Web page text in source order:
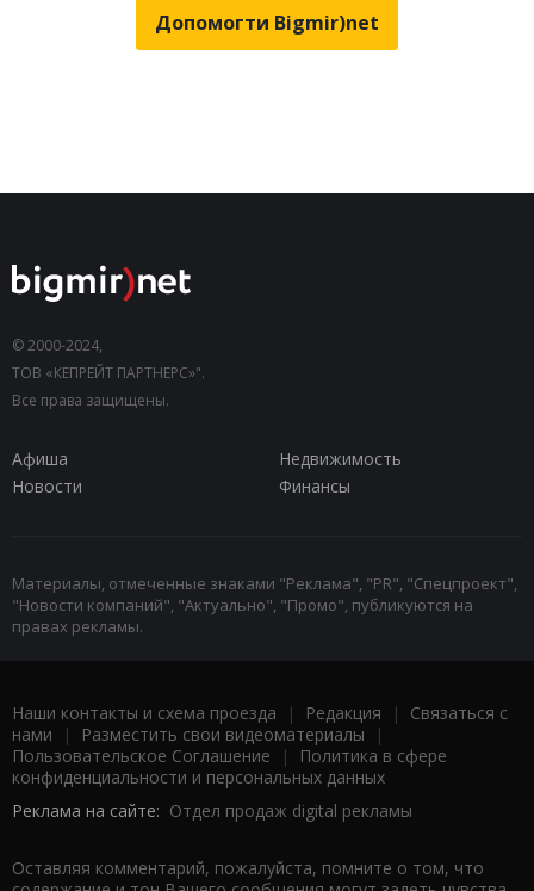
Допомогти Bigmir)net
© 2000-2024,
ТОВ «КЕПРЕЙТ ПАРТНЕРС»".
Все права защищены.
Афиша
Недвижимость
Новости
Финансы
Материалы, отмеченные знаками "Реклама", "PR", "Спецпроект",
"Новости компаний", "Актуально", "Промо", публикуются на
правах рекламы.
Наши контакты и схема проезда | Редакция | Связаться с
нами | Разместить свои видеоматериалы |
Пользовательское Соглашение |
Политика в сфере
конфиденциальности и персональных данных
Реклама на сайте: Отдел продаж digital рекламы
Оставляя комментарий, пожалуйста, помните о том, что